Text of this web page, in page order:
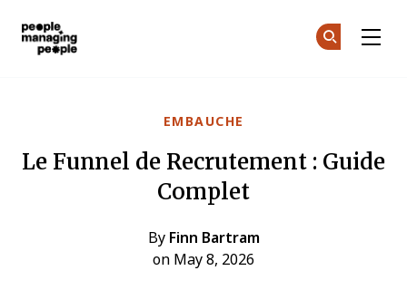
EMBAUCHE
Le Funnel de Recrutement : Guide
Complet
By Finn Bartram
on May 8, 2026